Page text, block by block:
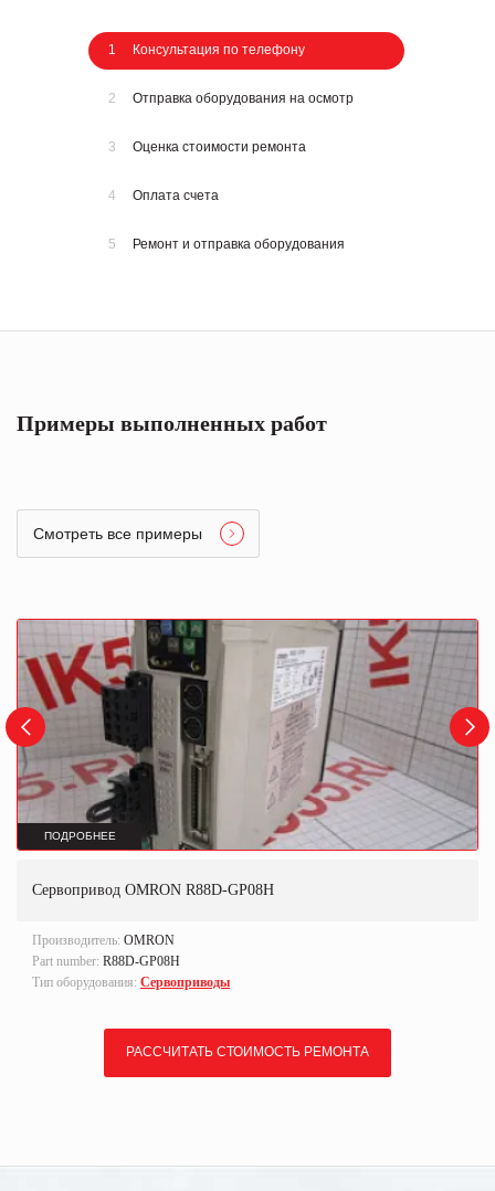
1 Консультация по телефону
2 Отправка оборудования на осмотр
3 Оценка стоимости ремонта
4 Оплата счета
5 Ремонт и отправка оборудования
Примеры выполненных работ
Смотреть все примеры
ПОДРОБНЕЕ
Сервопривод OMRON R88D-GP08H
Производитель: OMRON
Part number: R88D-GP08H
Тип оборудования: Сервоприводы
РАССЧИТАТЬ СТОИМОСТЬ РЕМОНТА